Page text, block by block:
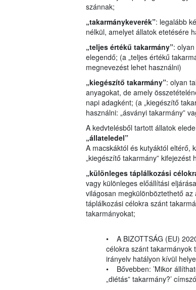
szánnak;
„takarmánykeverék”: legalább
nélkül, amelyet állatok etetésére
„teljes értékű takarmány”:
elegendő; (a „teljes értékű
megnevezést lehet használni)
„kiegészítő takarmány”: olyan
anyagokat, de amely
napi adagként; (a „kiegészítő
használni: „ásványi takarmány”
A kedvtelésből tartott állatok
„állateledel”
A macskáktól és kutyáktól eltérő,
„kiegészítő takarmány” kifejezést
„különleges táplálkozási
vagy különleges előállítási
világosan megkülönböztethető
táplálkozási célokra szánt
takarmányokat;
• A BIZOTTSÁG (EU)
célokra szánt takarmányok
irányelv hatályon kívül
• Bővebben: ’Mikor
„diétás” takarmány?’